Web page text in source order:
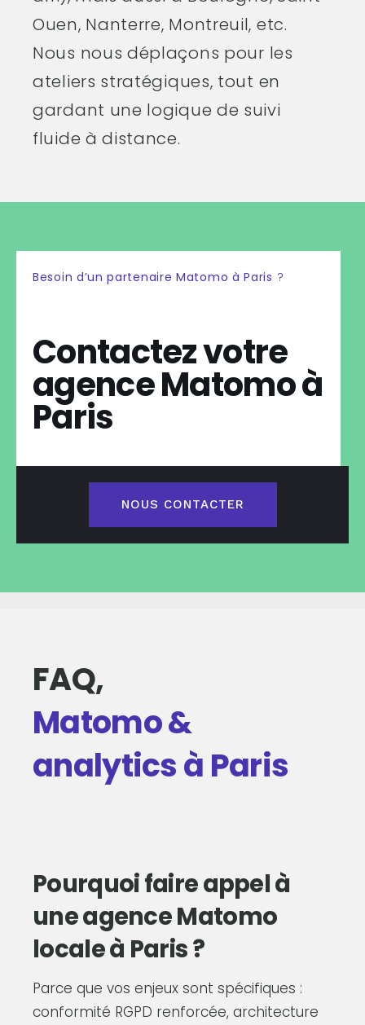
Ouen, Nanterre, Montreuil, etc.
Nous nous déplaçons pour les
ateliers stratégiques, tout en
gardant une logique de suivi
fluide à distance.
Besoin d’un partenaire Matomo à Paris ?
Contactez votre
agence Matomo à
Paris
NOUS CONTACTER
FAQ,
Matomo &
analytics à Paris
Pourquoi faire appel à
une agence Matomo
locale à Paris ?
Parce que vos enjeux sont spécifiques :
conformité RGPD renforcée, architecture